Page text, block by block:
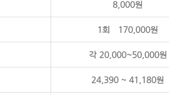
8,000원
1회 170,000원
각 20,000~50,000원
24,390 ~ 41,180원